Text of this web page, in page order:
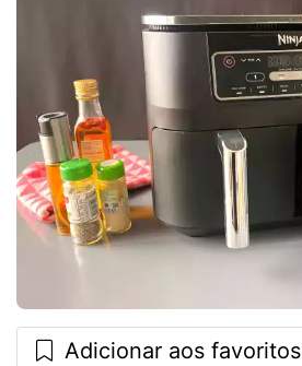
Adicionar aos favoritos